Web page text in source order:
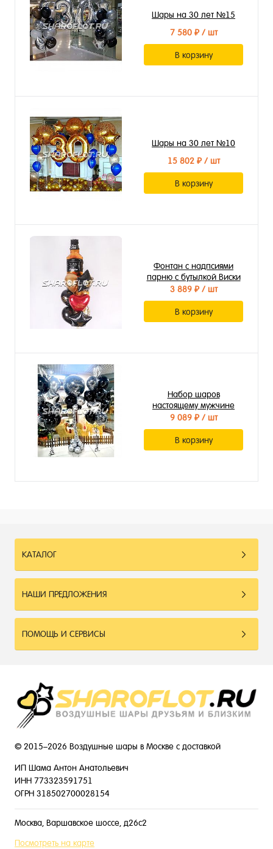
Шары на 30 лет №15
7 580 ₽/ шт
В корзину
Шары на 30 лет №10
15 802 ₽/ шт
В корзину
Фонтан с надпсиями
парню с бутылкой Виски
3 889 ₽/ шт
В корзину
Набор шаров
настоящему мужчине
9 089 ₽/ шт
В корзину
КАТАЛОГ
НАШИ ПРЕДЛОЖЕНИЯ
ПОМОЩЬ И СЕРВИСЫ
© 2015–2026 Воздушные шары в Москве с доставкой
ИП Шама Антон Анатольевич
ИНН 773323591751
ОГРН 318502700028154
Москва, Варшавское шоссе, д26с2
Посмотреть на карте